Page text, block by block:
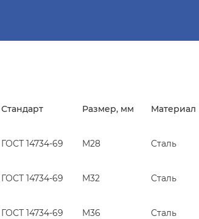
Стандарт Размер, мм Материал
ГОСТ 14734-69 М28 Сталь
ГОСТ 14734-69 М32 Сталь
ГОСТ 14734-69 М36 Сталь